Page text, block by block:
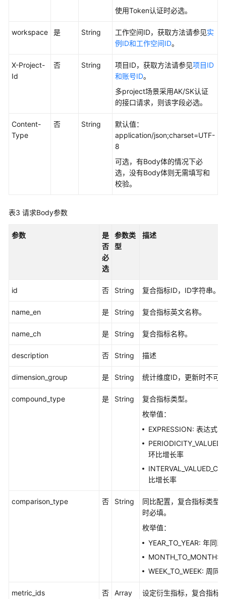
览
用
理
心
概
口
使用Token认证时必选。
workspace 是 String 工作空间ID，获取方法请参见实
例ID和工作空间ID。
X-Project-
Id
否 String 项目ID，获取方法请参见项目ID
和账号ID。
多project场景采用AK/SK认证
的接口请求，则该字段必选。
Content-
Type
否 String
默认值：
application/json;charset=UTF-
8
可选，有Body体的情况下必
选，没有Body体则无需填写和
校验。
表3 请求Body参数
参数
是
否
必
选
参数类
型
描述
id 否 String 复合指标ID，ID字符串。
name_en 是 String 复合指标英文名称。
name_ch 是 String 复合指标名称。
description 否 String 描述
dimension_group 是 String 统计维度ID，更新时不可
compound_type 是 String
复合指标类型。
枚举值：
EXPRESSION: 表达式
环比增长率
比增长率
comparison_type 否 String
同比配置，复合指标类型
时必填。
枚举值：
YEAR_TO_YEAR: 年同比
MONTH_TO_MONTH:
WEEK_TO_WEEK: 周同
metric_ids 否
Array
设定衍生指标，复合指标